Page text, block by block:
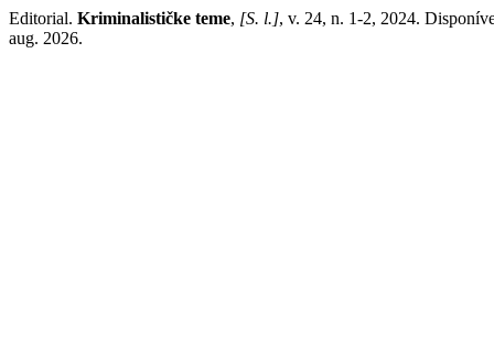
Editorial. Kriminalističke teme, [S. l.], v. 24, n. 1-2, 2024.
aug. 2026.